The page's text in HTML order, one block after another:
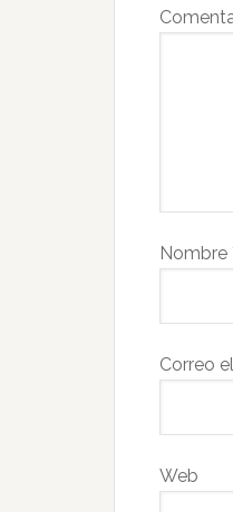
Nombre
Correo
Web